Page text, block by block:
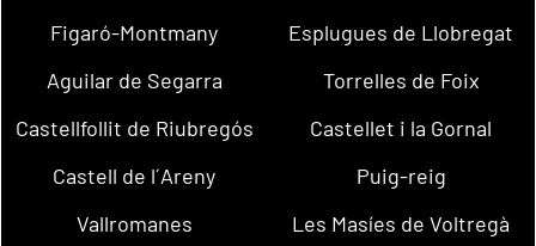
Figaró-Montmany
Esplugues de Llobregat
Aguilar de Segarra
Torrelles de Foix
Castellfollit de Riubregós
Castellet i la Gornal
Castell de l´Areny
Puig-reig
Vallromanes
Les Masíes de Voltregà